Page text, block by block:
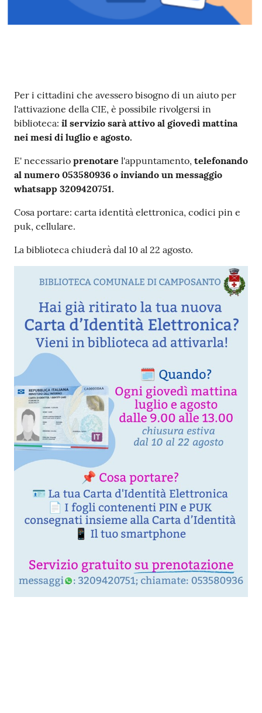
Contenuto
Per i cittadini che avessero bisogno di un aiuto per
l'attivazione della CIE, è possibile rivolgersi in
biblioteca: il servizio sarà attivo al giovedì mattina
nei mesi di luglio e agosto.
E' necessario prenotare l'appuntamento, telefonando
al numero 053580936 o inviando un messaggio
whatsapp 3209420751.
Cosa portare: carta identità elettronica, codici pin e
puk, cellulare.
La biblioteca chiuderà dal 10 al 22 agosto.